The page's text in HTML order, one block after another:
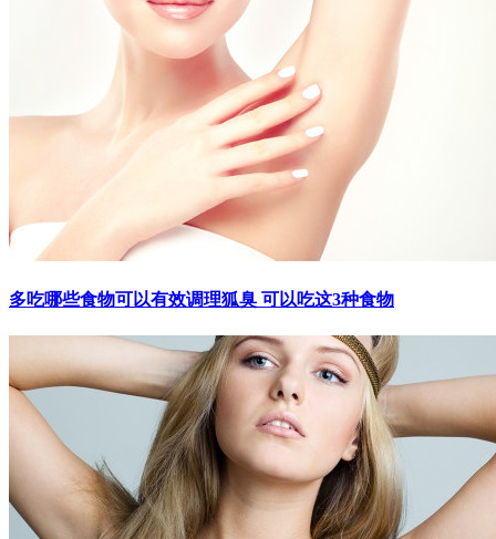
多吃哪些食物可以有效调理狐臭 可以吃这3种食物